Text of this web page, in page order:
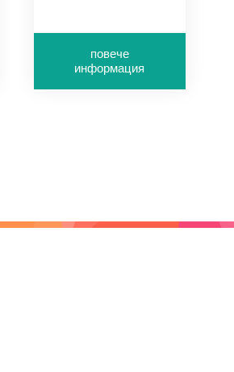
поръчка - 1л
грамажи: 90-300 г/
повече
информация